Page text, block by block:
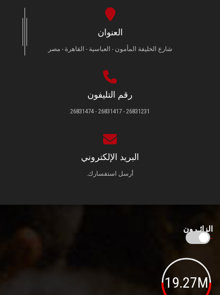
العنوان
شارع الخليفة المأمون - العباسية - القاهرة - مصر
رقم التليفون
26831231 - 26831417 - 26831474
البريد الإلكتروني
أرسل استفسارك.
الزائـرون
19.27M